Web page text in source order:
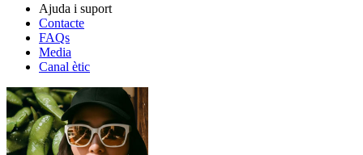
Ajuda i suport
Contacte
FAQs
Media
Canal ètic